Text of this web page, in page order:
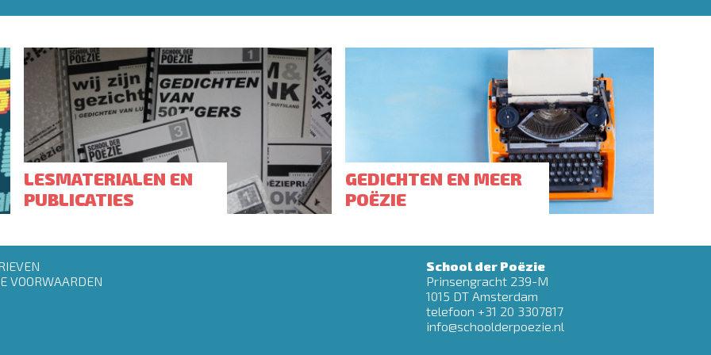
LESMATERIALEN EN
PUBLICATIES
GEDICHTEN EN MEER
POËZIE
VOORWAARDEN
School der Poëzie
Prinsengracht 239-M
1015 DT Amsterdam
telefoon +31 20 3307817
info@schoolderpoezie.nl